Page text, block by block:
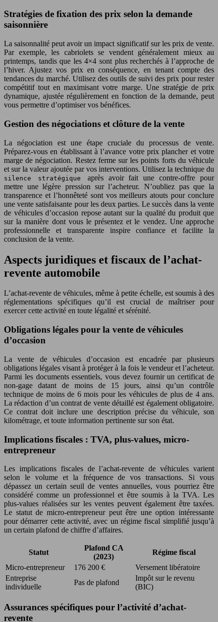
Stratégies de fixation des prix selon la demande
saisonnière
La saisonnalité peut avoir un impact significatif sur les prix de vente.
Par exemple, les cabriolets se vendent généralement mieux au
printemps, tandis que les 4×4 sont plus recherchés à l’approche de
l’hiver. Ajustez vos prix en conséquence, en tenant compte des
tendances du marché. Utilisez des outils de suivi des prix pour rester
compétitif tout en maximisant votre marge. Une stratégie de prix
dynamique, ajustée régulièrement en fonction de la demande, peut
vous permettre d’optimiser vos bénéfices.
Gestion des négociations et clôture de la vente
La négociation est une étape cruciale du processus de vente.
Préparez-vous en établissant à l’avance votre prix plancher et votre
marge de négociation. Restez ferme sur les points forts du véhicule
et sur la valeur ajoutée par vos interventions. Utilisez la technique du
silence stratégique après avoir fait une contre-offre pour
mettre une légère pression sur l’acheteur. N’oubliez pas que la
transparence et l’honnêteté sont vos meilleurs atouts pour conclure
une vente satisfaisante pour les deux parties. Le succès dans la vente
de véhicules d’occasion repose autant sur la qualité du produit que
sur la manière dont vous le présentez et le vendez. Une approche
professionnelle et transparente inspire confiance et facilite la
conclusion de la vente.
Aspects juridiques et fiscaux de l’achat-
revente automobile
L’achat-revente de véhicules, même à petite échelle, est soumis à des
réglementations spécifiques qu’il est crucial de maîtriser pour
exercer cette activité en toute légalité et sérénité.
Obligations légales pour la vente de véhicules
d’occasion
La vente de véhicules d’occasion est encadrée par plusieurs
obligations légales visant à protéger à la fois le vendeur et l’acheteur.
Parmi les documents essentiels, vous devez fournir un certificat de
non-gage datant de moins de 15 jours, ainsi qu’un contrôle
technique de moins de 6 mois pour les véhicules de plus de 4 ans.
La rédaction d’un contrat de vente détaillé est également obligatoire.
Ce contrat doit inclure une description précise du véhicule, son
kilométrage, et toute information pertinente sur son état.
Implications fiscales : TVA, plus-values, micro-
entrepreneur
Les implications fiscales de l’achat-revente de véhicules varient
selon le volume et la fréquence de vos transactions. Si vous
dépassez un certain seuil de ventes annuelles, vous pourriez être
considéré comme un professionnel et être soumis à la TVA. Les
plus-values réalisées sur les ventes peuvent également être taxées.
Le statut de micro-entrepreneur peut être une option intéressante
pour démarrer cette activité, avec un régime fiscal simplifié jusqu’à
un certain plafond de chiffre d’affaires.
Statut
Plafond CA
(2023)
Régime fiscal
Micro-entrepreneur
176 200 €
Versement libératoire
Entreprise
individuelle
Pas de plafond
Impôt sur le revenu
(BIC)
Assurances spécifiques pour l’activité d’achat-
revente